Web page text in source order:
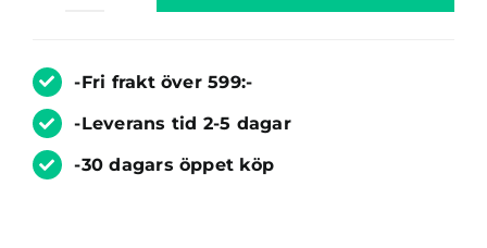
-Fri frakt över 599:-
-Leverans tid 2-5 dagar
-30 dagars öppet köp